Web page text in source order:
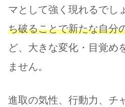
マとして強く現れるでし
ち破ることで新たな自分
ど、大きな変化・目覚め
ません。
進取の気性、行動力、チ